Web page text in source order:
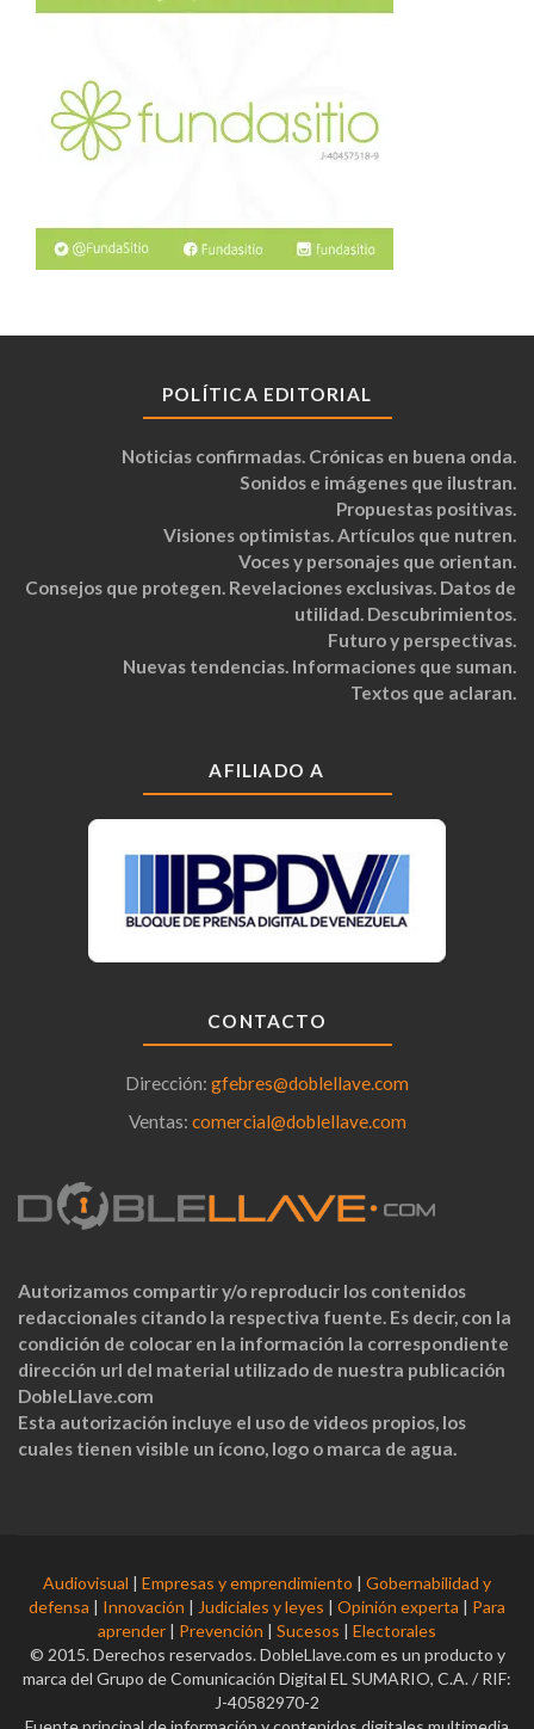
POLÍTICA EDITORIAL
Noticias confirmadas. Crónicas en buena onda.
Sonidos e imágenes que ilustran.
Propuestas positivas.
Visiones optimistas. Artículos que nutren.
Voces y personajes que orientan.
Consejos que protegen. Revelaciones exclusivas. Datos de
utilidad. Descubrimientos.
Futuro y perspectivas.
Nuevas tendencias. Informaciones que suman.
Textos que aclaran.
AFILIADO A
CONTACTO
Dirección: gfebres@doblellave.com
Ventas: comercial@doblellave.com
Autorizamos compartir y/o reproducir los contenidos
redaccionales citando la respectiva fuente. Es decir, con la
condición de colocar en la información la correspondiente
dirección url del material utilizado de nuestra publicación
DobleLlave.com
Esta autorización incluye el uso de videos propios, los
cuales tienen visible un ícono, logo o marca de agua.
Audiovisual | Empresas y emprendimiento | Gobernabilidad y
defensa | Innovación | Judiciales y leyes | Opinión experta | Para
aprender | Prevención | Sucesos | Electorales
© 2015. Derechos reservados. DobleLlave.com es un producto y
marca del Grupo de Comunicación Digital EL SUMARIO, C.A. / RIF:
J-40582970-2